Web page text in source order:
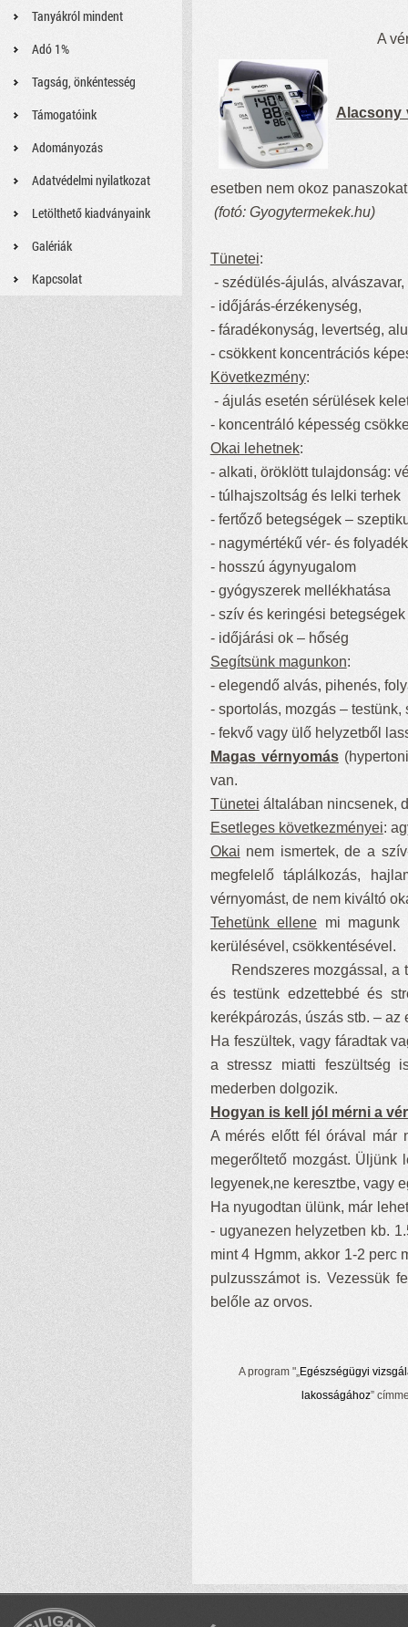
Tanyákról mindent
Adó 1%
Tagság, önkéntesség
Támogatóink
Adományozás
Adatvédelmi nyilatkozat
Letölthető kiadványaink
Galériák
Kapcsolat
A vérnyomás nem
Alacsony
esetben nem okoz
(fotó: Gyogytermekek.hu)
Tünetei:
- szédülés-ájulás, alvászavar,
- időjárás-érzékenység,
- fáradékonyság, levertség,
- csökkent koncentrációs
Következmény:
- ájulás esetén sérülések
- koncentráló képesség
Okai lehetnek:
- alkati, öröklött tulajdonság:
- túlhajszoltság és lelki terhek
- fertőző betegségek –
- nagymértékű vér- és
- hosszú ágynyugalom
- gyógyszerek mellékhatása
- szív és keringési betegségek
- időjárási ok – hőség
Segítsünk magunkon:
- elegendő alvás, pihenés,
- sportolás, mozgás – testünk,
- fekvő vagy ülő helyzetből
Magas vérnyomás
van.
Tünetei általában nincsenek,
Esetleges következményei:
Okai nem ismertek, de a
megfelelő táplálkozás,
vérnyomást, de nem kiváltó
Tehetünk ellene mi magunk
kerülésével, csökkentésével.
Rendszeres mozgással, a
és testünk edzettebbé és
kerékpározás, úszás stb. –
Ha feszültek, vagy fáradtak
a stressz miatti feszültség
mederben dolgozik.
Hogyan is kell jól mérni a
A mérés előtt fél órával már
megerőltető mozgást.
legyenek,ne keresztbe, vagy
Ha nyugodtan ülünk, már
- ugyanezen helyzetben kb.
mint 4 Hgmm, akkor 1-2 perc
pulzusszámot is. Vezessük
belőle az orvos.
A program "„Egészségügyi
lakosságához”